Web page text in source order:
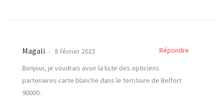
Magali 8 février 2023
Répondre
Bonjour, je voudrais avoir la liste des opticiens
partenaires carte blanche dans le territoire de Belfort
90000.